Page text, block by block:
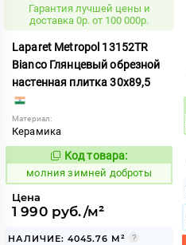
Гарантия лучшей цены и
доставка 0р. от 100 000р.
Laparet Metropol 13152TR
Bianco Глянцевый обрезной
настенная плитка 30x89,5
Материал:
Керамика
1003997
Код товара:
молния зимней доброты
Цена
1 990 руб./м²
НАЛИЧИЕ: 4045.76 М²